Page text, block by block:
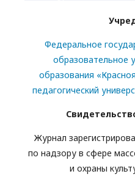
Федеральное
образовательное
образования
педагогический
Журнал
по надзору в сфере
и охраны